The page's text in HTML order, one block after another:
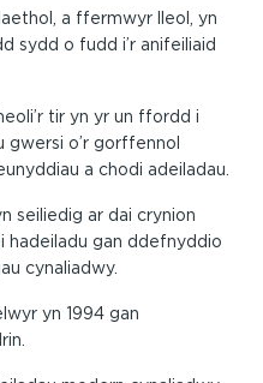
a ffermwyr lleol, yn
sydd o fudd i’r anifeiliaid
tir yn yr un ffordd i
gwersi o’r gorffennol
a chodi adeiladau.
seiliedig ar dai crynion
hadeiladu gan ddefnyddio
cynaliadwy.
yn 1994 gan